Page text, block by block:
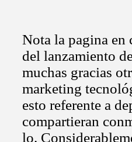
Nota la pagina en
del lanzamiento
muchas gracias
marketing
esto referente a
compartieran
lo.